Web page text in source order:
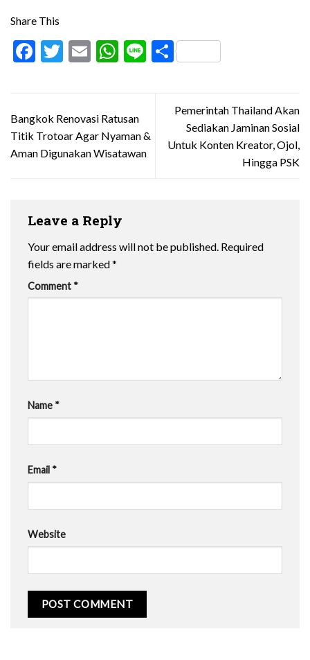
Share This
Facebook
Twitter
EmailWhatsApp
LineShare
Bangkok Renovasi Ratusan
Titik Trotoar Agar Nyaman &
Aman Digunakan Wisatawan
Pemerintah Thailand Akan
Sediakan Jaminan Sosial
Untuk Konten Kreator, Ojol,
Hingga PSK
Leave a Reply
Your email address will not be published. Required
fields are marked*
Comment *
Name *
Email *
Website